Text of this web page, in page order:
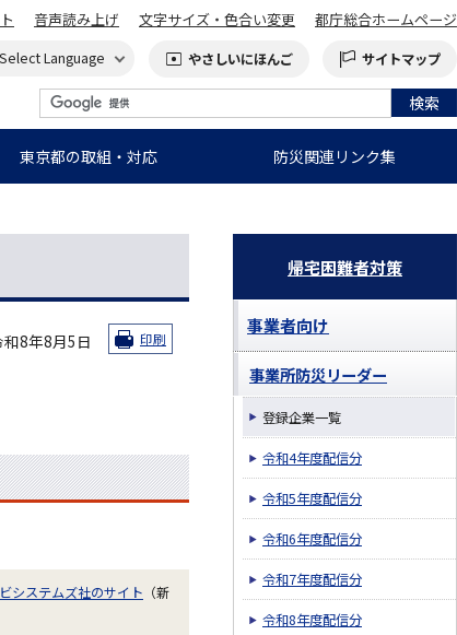
音声読み上げ 文字サイズ・色合い変更 都庁総合ホームページ
やさしいにほんご サイトマップ
東京都の取組・対応 防災関連リンク集
8年8月5日 印刷
システムズ社のサイト （新
帰宅困難者対策
事業者向け
事業所防災リーダー
登録企業一覧
令和4年度配信分
令和5年度配信分
令和6年度配信分
令和7年度配信分
令和8年度配信分